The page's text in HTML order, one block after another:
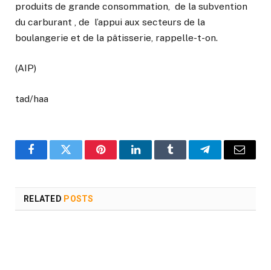
produits de grande consommation, de la subvention
du carburant , de l’appui aux secteurs de la
boulangerie et de la pâtisserie, rappelle-t-on.
(AIP)
tad/haa
FacebookTwitter PinterestLinkedInTumblr TelegramEmail
RELATED POSTS